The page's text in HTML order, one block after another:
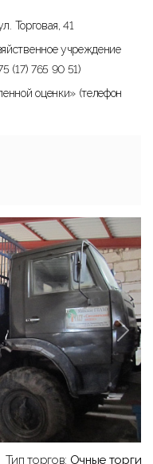
Торговая, 41
учреждение
(17) 765 90 51)
оценки» (телефон
Тип торгов: Очные торги